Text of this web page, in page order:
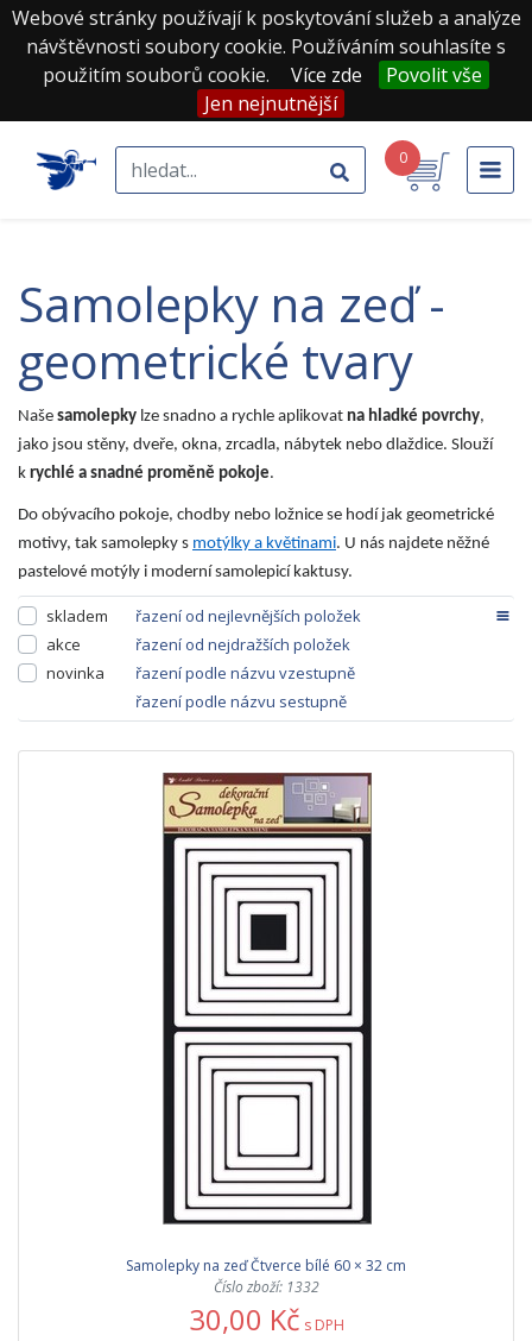
Webové stránky používají k poskytování služeb a analýze
návštěvnosti soubory cookie. Používáním souhlasíte s
použitím souborů cookie.
Více zde
Povolit vše
Jen nejnutnější
0
samolepky na zeď -
geometrické tvary
Naše samolepky lze snadno a rychle aplikovat na hladké povrchy,
jako jsou stěny, dveře, okna, zrcadla, nábytek nebo dlaždice. Slouží
k rychlé a snadné proměně pokoje.
Do obývacího pokoje, chodby nebo ložnice se hodí jak geometrické
motivy, tak samolepky s motýlky a květinami. U nás najdete něžné
pastelové motýly i moderní samolepicí kaktusy.
skladem
akce
novinka
řazení od nejlevnějších položek
řazení od nejdražších položek
řazení podle názvu vzestupně
řazení podle názvu sestupně
Samolepky na zeď Čtverce bílé 60 × 32 cm
Číslo zboží: 1332
30,00 Kč s DPH